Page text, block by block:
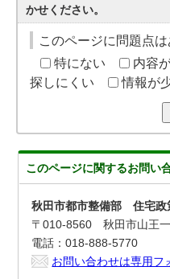
かせください。
このページに問題点
特にない
内容
探しにくい
情報が
このページに関するお問い
秋田市都市整備部 住宅政
〒010-8560 秋田市山王
電話：018-888-5770
お問い合わせは専用フ